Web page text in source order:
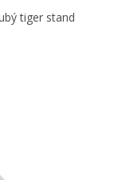
tiger stand